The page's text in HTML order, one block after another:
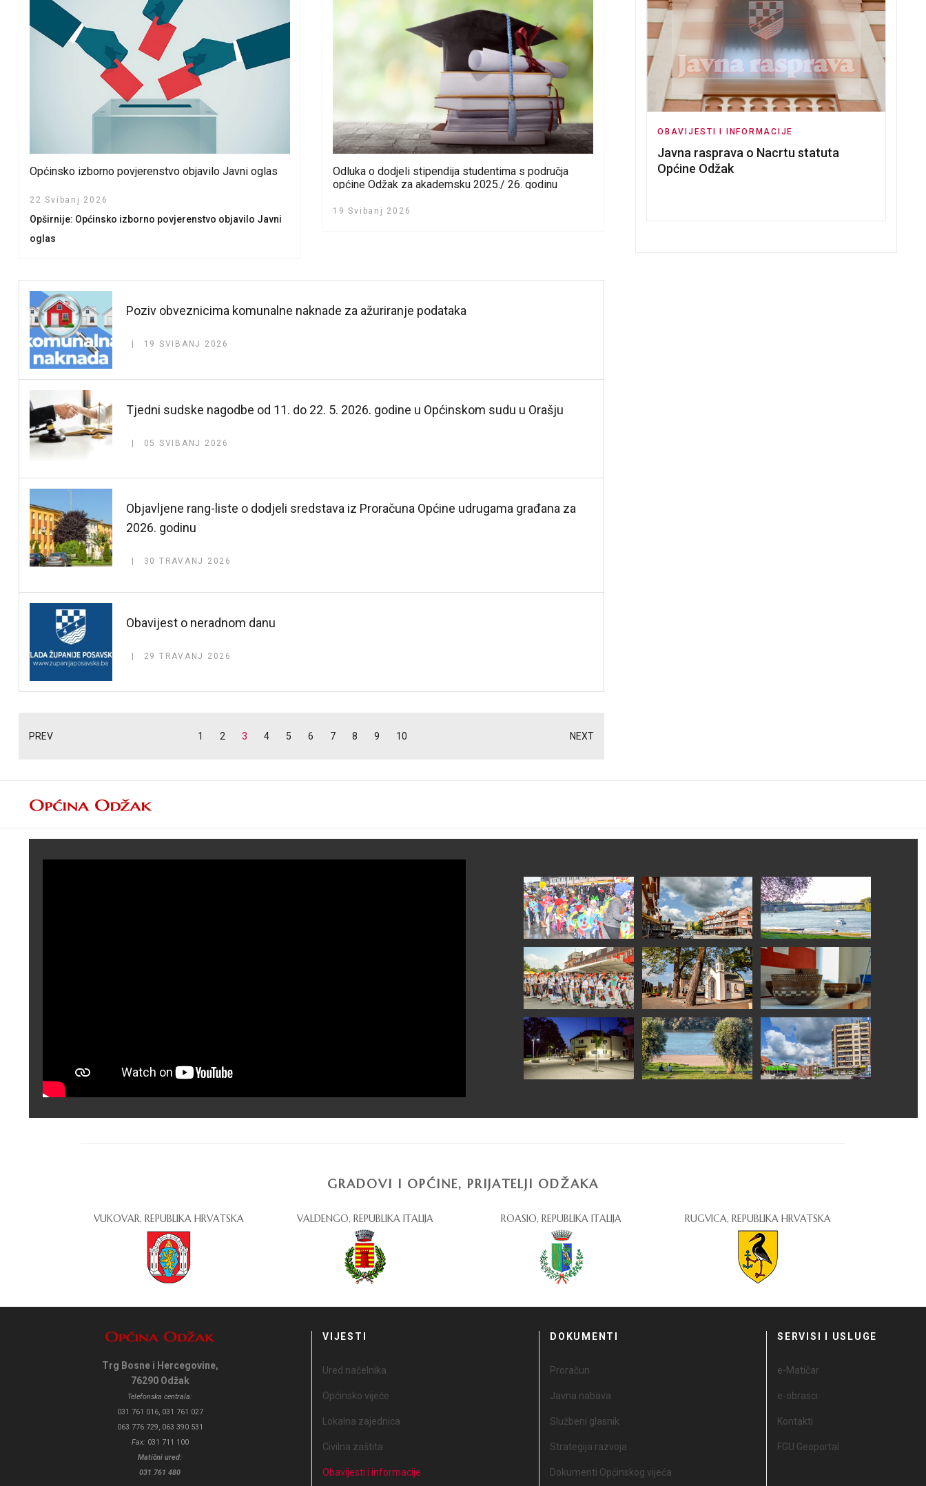
Općinsko izborno povjerenstvo objavilo Javni oglas
22 Svibanj 2026
Opširnije: Općinsko izborno povjerenstvo objavilo Javni
oglas
Odluka o dodjeli stipendija studentima s područja
općine Odžak za akademsku 2025./ 26. godinu
19 Svibanj 2026
Poziv obveznicima komunalne naknade za ažuriranje podataka
19 SVIBANJ 2026
Tjedni sudske nagodbe od 11. do 22. 5. 2026. godine u Općinskom sudu u Orašju
05 SVIBANJ 2026
Objavljene rang-liste o dodjeli sredstava iz Proračuna Općine udrugama građana za
2026. godinu
30 TRAVANJ 2026
Obavijest o neradnom danu
29 TRAVANJ 2026
PREV 1 2 3 4 5 6 7 8 9 10 NEXT
OBAVIJESTI I INFORMACIJE
Javna rasprava o Nacrtu statuta
Općine Odžak
GRADOVI I OPĆINE, PRIJATELJI ODŽAKA
VUKOVAR, REPUBLIKA HRVATSKA VALDENGO, REPUBLIKA ITALIJA ROASIO, REPUBLIKA ITALIJA RUGVICA, REPUBLIKA HRVATSKA
Trg Bosne i Hercegovine,
76290 Odžak
Telefonska centrala:
031 761 016, 031 761 027
063 776 729, 063 390 531
Fax: 031 711 100
Matični ured:
031 761 480
VIJESTI
Ured načelnika
Općinsko vijeće
Lokalna zajednica
Civilna zaštita
Obavijesti i informacije
DOKUMENTI
Proračun
Javna nabava
Službeni glasnik
Strategija razvoja
Dokumenti Općinskog vijeća
SERVISI I USLUGE
e-Matičar
e-obrasci
Kontakti
FGU Geoportal